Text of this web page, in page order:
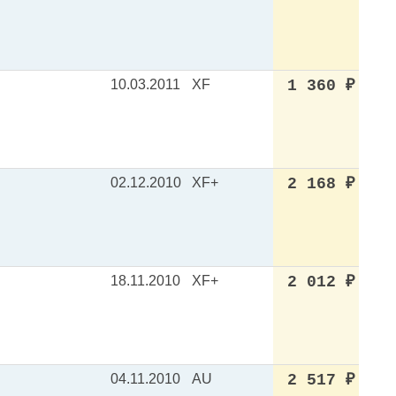
10.03.2011 XF 1 360 ₽
02.12.2010 XF+ 2 168 ₽
18.11.2010 XF+ 2 012 ₽
04.11.2010 AU 2 517 ₽